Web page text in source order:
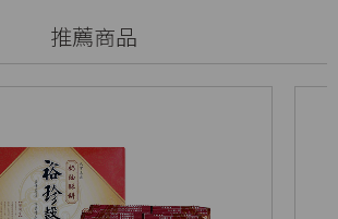
推薦商品